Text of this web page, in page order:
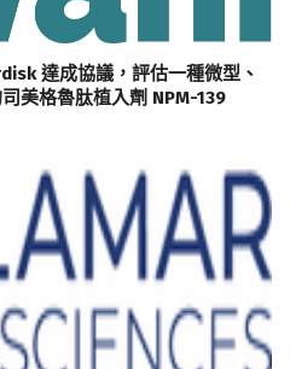
達成協議，評估一種微型、
美格魯肽植入劑 NPM-139